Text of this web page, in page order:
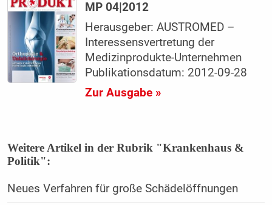
MP 04|2012
Herausgeber: AUSTROMED –
Interessensvertretung der
Medizinprodukte-Unternehmen
Publikationsdatum: 2012-09-28
Zur Ausgabe »
Weitere Artikel in der Rubrik "Krankenhaus &
Politik":
Neues Verfahren für große Schädelöffnungen